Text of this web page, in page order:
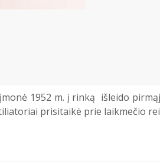
1952 m. į rinką išleido
prisitaikė prie laikmečio